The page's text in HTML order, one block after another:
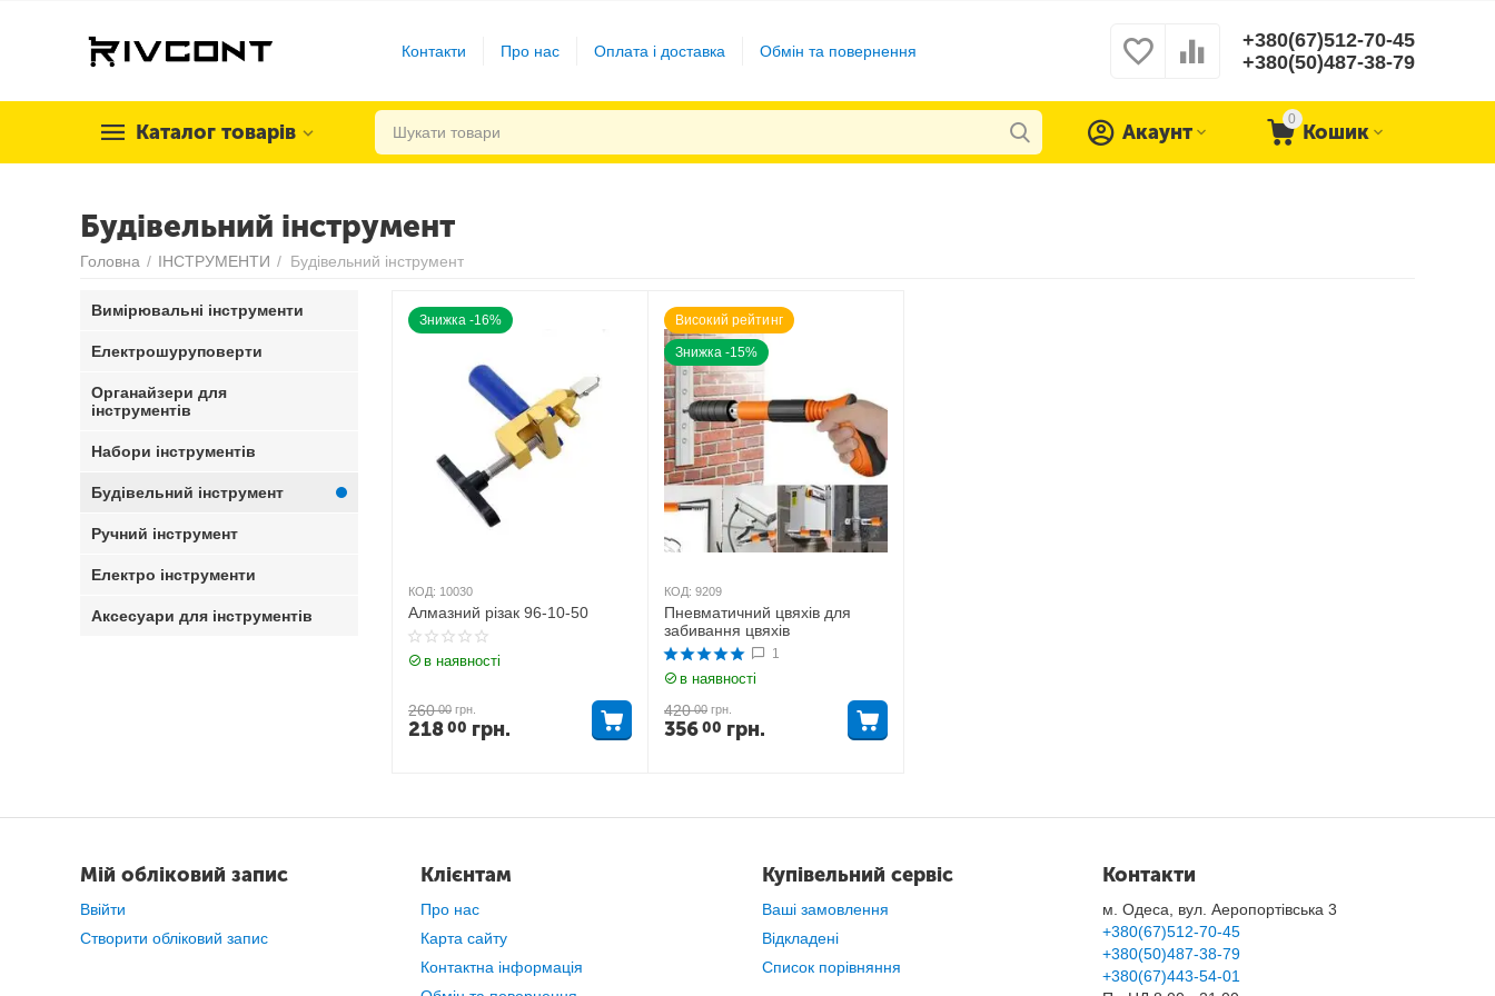
Контакти Про нас Оплата і доставка Обмін та повернення
+380(67)512-70-45
+380(50)487-38-79
Каталог товарів
0
Кошик
Акаунт
Будівельний інструмент
Головна / ІНСТРУМЕНТИ / Будівельний інструмент
Знижка -16%
КОД: 10030
Алмазний різак 96-10-50
в наявності
260 00 грн.
21800 грн.
Високий рейтинг
Знижка -15%
КОД: 9209
Пневматичний цвяхів для
забивання цвяхів
1
в наявності
420 00 грн.
35600 грн.
Вимірювальні інструменти
Електрошуруповерти
Органайзери для
інструментів
Набори інструментів
Будівельний інструмент
Ручний інструмент
Електро інструменти
Аксесуари для інструментів
Мій обліковий запис
Ввійти
Створити обліковий запис
Клієнтам
Про нас
Карта сайту
Контактна інформація
Купівельний сервіс
Ваші замовлення
Відкладені
Список порівняння
Контакти
м. Одеса, вул. Аеропортівська 3
+380(67)512-70-45
+380(50)487-38-79
+380(67)443-54-01